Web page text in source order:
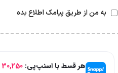
به من از طریق پیامک اطلاع بده
هر قسط با اسنپ‌پی:30,250